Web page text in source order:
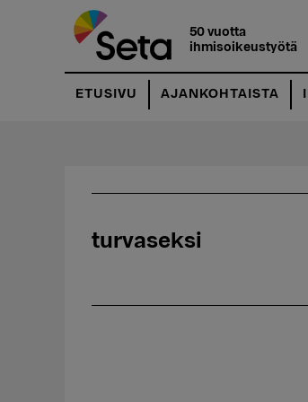
pääsisältöön
50 vuotta
ihmisoikeustyötä
ETUSIVU AJANKOHTAISTA
turvaseksi